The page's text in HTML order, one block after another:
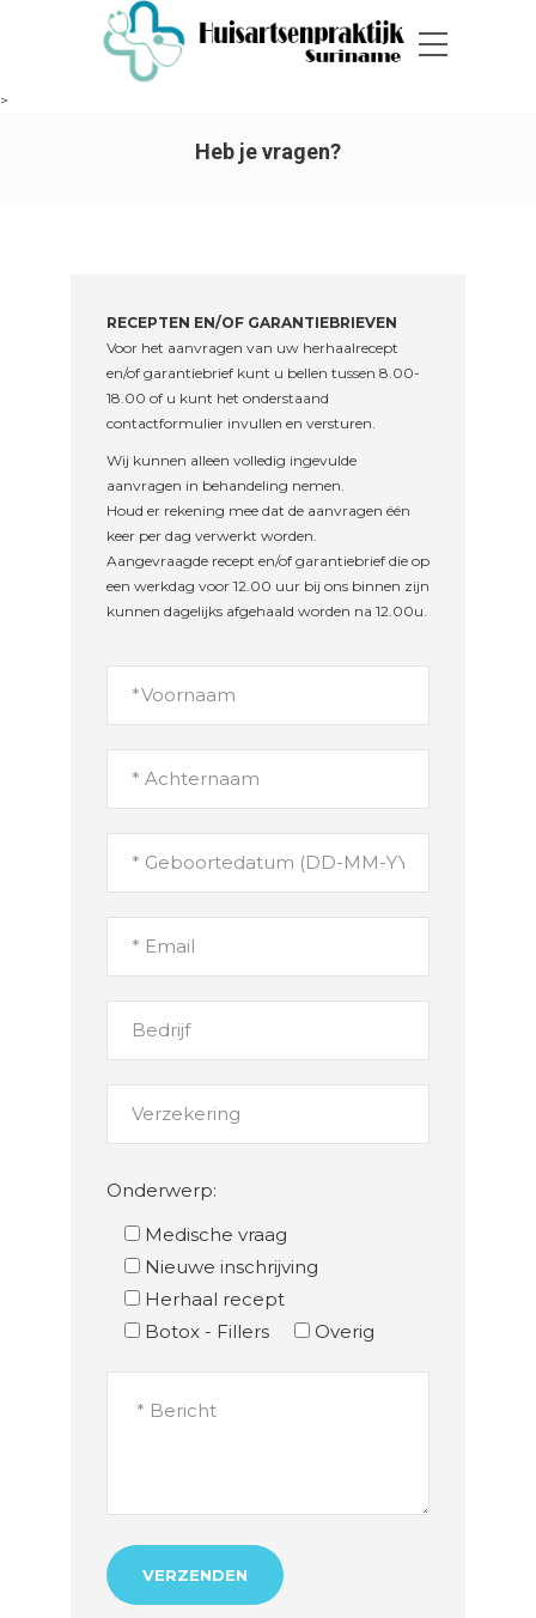
>
Heb je vragen?
RECEPTEN EN/OF GARANTIEBRIEVEN
Voor het aanvragen van uw herhaalrecept
en/of garantiebrief kunt u bellen tussen 8.00-
18.00 of u kunt het onderstaand
contactformulier invullen en versturen.
Wij kunnen alleen volledig ingevulde
aanvragen in behandeling nemen.
Houd er rekening mee dat de aanvragen één
keer per dag verwerkt worden.
Aangevraagde recept en/of garantiebrief die op
een werkdag voor 12.00 uur bij ons binnen zijn
kunnen dagelijks afgehaald worden na 12.00u.
Onderwerp:
Medische vraag
Nieuwe inschrijving
Herhaal recept
Botox - Fillers
Overig